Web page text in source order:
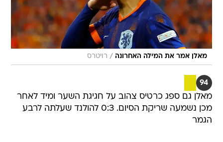
מאלן אמר את המילה האחרונה / רויטרס
94
מאלן גם ספג כרטיס צהוב על חגיגת השער ומיד לאחר
מכן נשמעה שריקת הסיום. 0:3 להולנד שעלתה לרבע
הגמר